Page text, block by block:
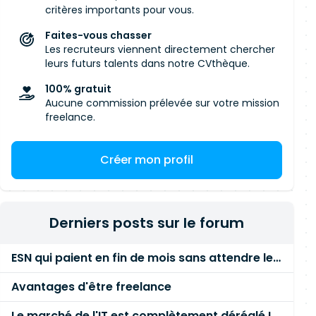
critères importants pour vous.
Faites-vous chasser
Les recruteurs viennent directement chercher
leurs futurs talents dans notre CVthèque.
100% gratuit
Aucune commission prélevée sur votre mission
freelance.
Créer mon profil
Derniers posts sur le forum
ESN qui paient en fin de mois sans attendre le paiement client ?
Avantages d'être freelance